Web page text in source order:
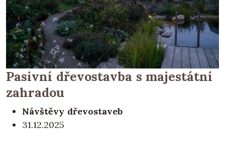
Pasivní dřevostavba s majestátní
zahradou
Návštěvy dřevostaveb
31.12.2025